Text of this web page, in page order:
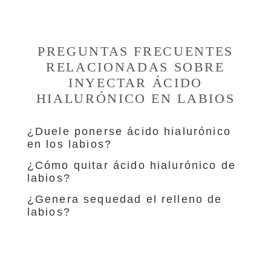
PREGUNTAS FRECUENTES
RELACIONADAS SOBRE
INYECTAR ÁCIDO
HIALURÓNICO EN LABIOS
¿Duele ponerse ácido hialurónico
en los labios?
¿Cómo quitar ácido hialurónico de
labios?
¿Genera sequedad el relleno de
labios?